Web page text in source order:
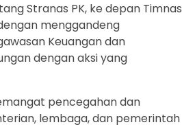
Stranas PK, ke depan Timnas
menggandeng
Keuangan dan
dengan aksi yang
pencegahan dan
lembaga, dan pemerintah